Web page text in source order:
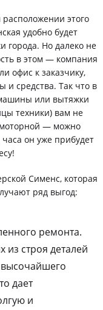
этого
удобно будет
города. Но далеко не
в этом — компания
офис к заказчику,
и средства. Так что в
или вытяжки
техники) вам не
— можно
он уже прибудет
Сименс, которая
ряд выгод:
ремонта.
строя деталей
дает
и